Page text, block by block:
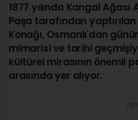
1877 yılında Kangal
Paşa tarafından
Konağı, Osmanlı'dan
mimarisi ve tarihi
kültürel mirasının önemli
arasında yer alıyor.